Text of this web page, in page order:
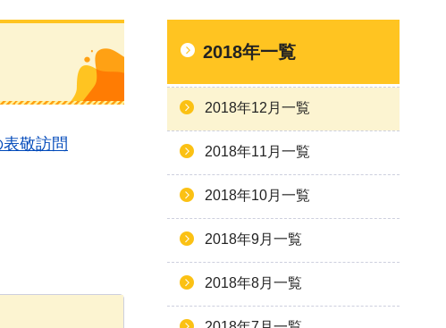
敬訪問
2018年一覧
2018年12月一覧
2018年11月一覧
2018年10月一覧
2018年9月一覧
2018年8月一覧